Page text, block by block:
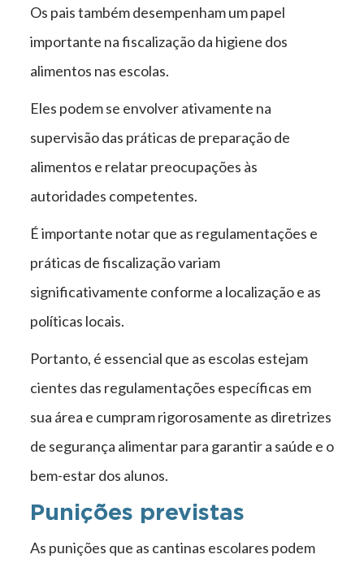
Os pais também desempenham um papel
importante na fiscalização da higiene dos
alimentos nas escolas.
Eles podem se envolver ativamente na
supervisão das práticas de preparação de
alimentos e relatar preocupações às
autoridades competentes.
É importante notar que as regulamentações e
práticas de fiscalização variam
significativamente conforme a localização e as
políticas locais.
Portanto, é essencial que as escolas estejam
cientes das regulamentações específicas em
sua área e cumpram rigorosamente as diretrizes
de segurança alimentar para garantir a saúde e o
bem-estar dos alunos.
Punições previstas
As punições que as cantinas escolares podem